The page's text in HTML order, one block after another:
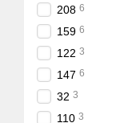
208 6
159 6
122 3
147 6
32 3
110 3